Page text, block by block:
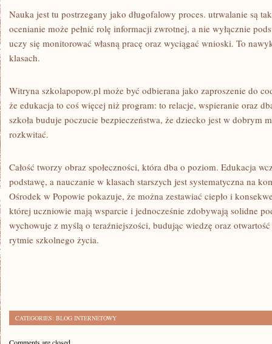
Nauka jest tu postrzegany jako długofalowy proces. utrwalanie są
ocenianie może pełnić rolę informacji zwrotnej, a nie wyłącznie
uczy się monitorować własną pracę oraz wyciągać wnioski. To
klasach.
Witryna szkolapopow.pl może być odbierana jako zaproszenie do
że edukacja to coś więcej niż program: to relacje, wspieranie oraz
szkoła buduje poczucie bezpieczeństwa, że dziecko jest w dobrym
rozkwitać.
Całość tworzy obraz społeczności, która dba o poziom. Edukacja
podstawę, a nauczanie w klasach starszych jest systematyczna na
Ośrodek w Popowie pokazuje, że można zestawiać ciepło i
której uczniowie mają wsparcie i jednocześnie zdobywają solidne
wychowuje z myślą o teraźniejszości, budując wiedzę oraz
rytmie szkolnego życia.
CATEGORIES: BLOG INTERNETOWY